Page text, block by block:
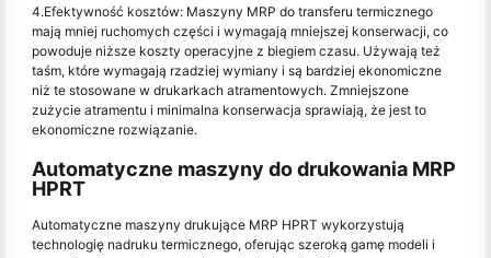
4.Efektywność kosztów: Maszyny MRP do transferu termicznego
mają mniej ruchomych części i wymagają mniejszej konserwacji, co
powoduje niższe koszty operacyjne z biegiem czasu. Używają też
taśm, które wymagają rzadziej wymiany i są bardziej ekonomiczne
niż te stosowane w drukarkach atramentowych. Zmniejszone
zużycie atramentu i minimalna konserwacja sprawiają, że jest to
ekonomiczne rozwiązanie.
Automatyczne maszyny do drukowania MRP
HPRT
Automatyczne maszyny drukujące MRP HPRT wykorzystują
technologię nadruku termicznego, oferując szeroką gamę modeli i